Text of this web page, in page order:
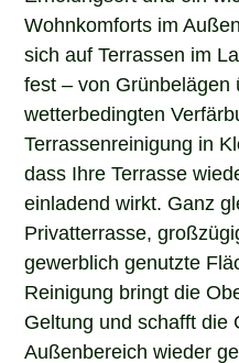
Wohnkomforts im
sich auf Terrassen im
fest – von Grünbelägen
wetterbedingten
Terrassenreinigung in
dass Ihre Terrasse
einladend wirkt. Ganz
Privatterrasse,
gewerblich genutzte
Reinigung bringt die
Geltung und schafft die
Außenbereich wieder